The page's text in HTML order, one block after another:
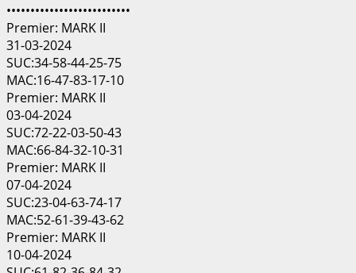
••••••••••••••••••••••••••
Premier: MARK II
31-03-2024
SUC:34-58-44-25-75
MAC:16-47-83-17-10
Premier: MARK II
03-04-2024
SUC:72-22-03-50-43
MAC:66-84-32-10-31
Premier: MARK II
07-04-2024
SUC:23-04-63-74-17
MAC:52-61-39-43-62
Premier: MARK II
10-04-2024